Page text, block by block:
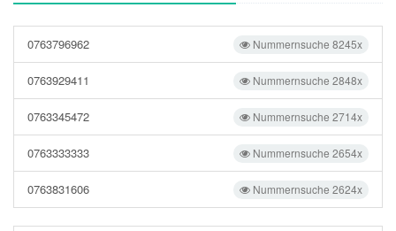
Nummernsuche 8245x
0763796962
Nummernsuche 2848x
0763929411
Nummernsuche 2714x
0763345472
Nummernsuche 2654x
0763333333
Nummernsuche 2624x
0763831606